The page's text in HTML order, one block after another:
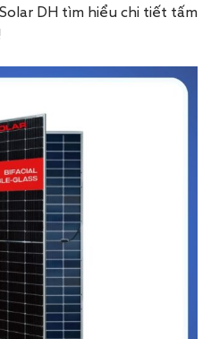
DH tìm hiểu chi tiết tấm